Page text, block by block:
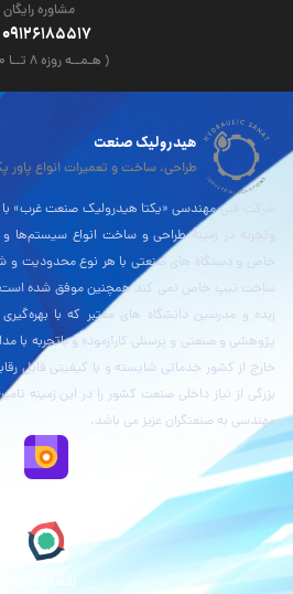
مشاوره
09126185517
( هـمــه روزه ۸ تــا ۲۰ )
هیدرولیک صنعت
طراحی، ساخت و تعمیرات انواع
شرکت فنی مهندسی «یکتا هیدرولیک صنعت غرب»
وتجربه در زمینۀ طراحی و ساخت انواع سیستم‌ها
خاص و دستگاه های صنعتی با هر نوع محدودیت و
ساخت تیپ خاص نمی کند همچنین موفق شده است
زبده و مدرسین دانشگاه های معتبر که با
پژوهشی و صنعتی و پرسنلی کارآزموده و باتجربه با
خارج از کشور خدماتی شایسته و با کیفیتی قابل
بزرگی از نیاز داخلی صنعت کشور را در این زمینه
مهندسی به صنعتگران عزیز می باشد.
نقشه نشان